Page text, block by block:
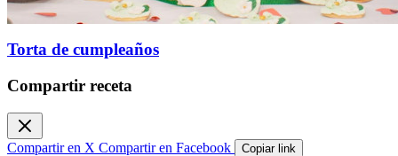
Torta de cumpleaños
Compartir receta
Compartir en X Compartir en Facebook Copiar link